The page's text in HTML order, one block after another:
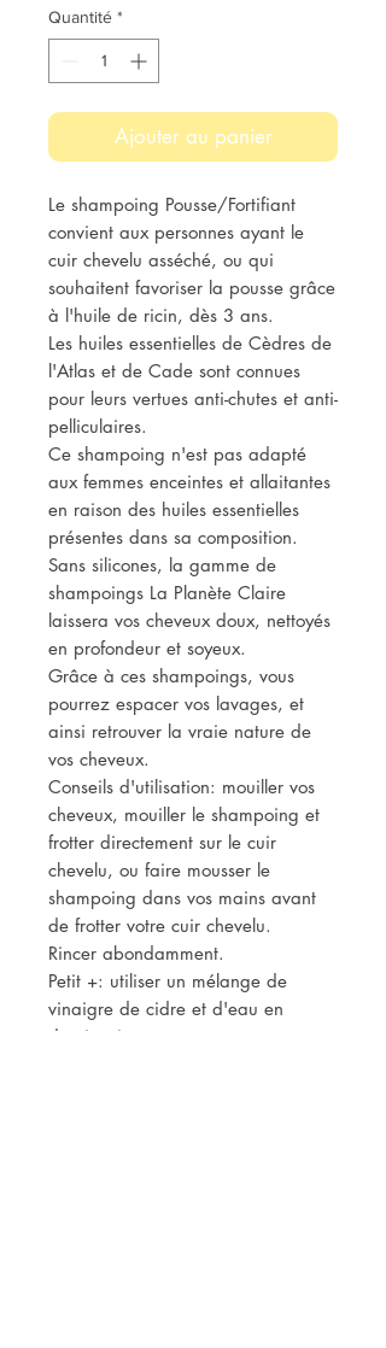
Quantité *
Ajouter au panier
Le shampoing Pousse/Fortifiant
convient aux personnes ayant le
cuir chevelu asséché, ou qui
souhaitent favoriser la pousse grâce
à l'huile de ricin, dès 3 ans.
Les huiles essentielles de Cèdres de
l'Atlas et de Cade sont connues
pour leurs vertues anti-chutes et anti-
pelliculaires.
Ce shampoing n'est pas adapté
aux femmes enceintes et allaitantes
en raison des huiles essentielles
présentes dans sa composition.
Sans silicones, la gamme de
shampoings La Planète Claire
laissera vos cheveux doux, nettoyés
en profondeur et soyeux.
Grâce à ces shampoings, vous
pourrez espacer vos lavages, et
ainsi retrouver la vraie nature de
vos cheveux.
Conseils d'utilisation: mouiller vos
cheveux, mouiller le shampoing et
frotter directement sur le cuir
chevelu, ou faire mousser le
shampoing dans vos mains avant
de frotter votre cuir chevelu.
Rincer abondamment.
Petit +: utiliser un mélange de
vinaigre de cidre et d'eau en
dernier rinçage.